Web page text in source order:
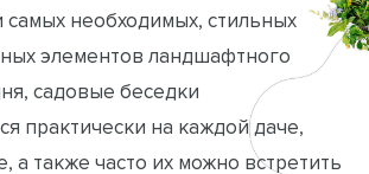
необходимых, стильных
элементов ландшафтного
садовые беседки
практически на каждой даче,
а также часто их можно встретить